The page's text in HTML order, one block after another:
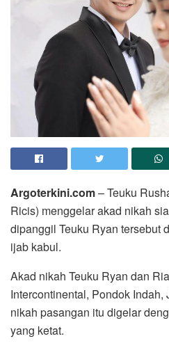
Argoterkini.com– Teuku
Ricis) menggelar akad nikah
dipanggil Teuku Ryan tersebut
ijab kabul.
Akad nikah Teuku Ryan dan
Intercontinental, Pondok Indah,
nikah pasangan itu digelar
yang ketat.